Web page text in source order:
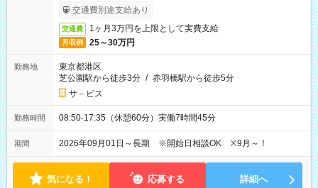
交通費別途支給あり
交通費 1ヶ月3万円を上限として実費支給
月収例 25～30万円
勤務地
東京都港区
芝公園駅から徒歩3分 / 赤羽橋駅から徒歩5分
サ－ビス
勤務時間 08:50-17:35（休憩60分）実働7時間45分
期間 2026年09月01日～長期 ※開始日相談OK ※9月～！
気になる！ 応募する 詳細へ